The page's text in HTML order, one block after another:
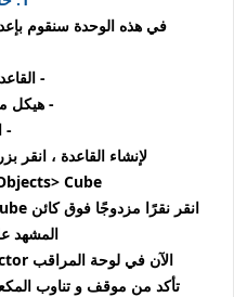
في هذه الوحدة سنقوم
-
- هيكل من 4
-
لإنشاء القاعدة ، انقر
المشهد
الآن في لوحة المراقب